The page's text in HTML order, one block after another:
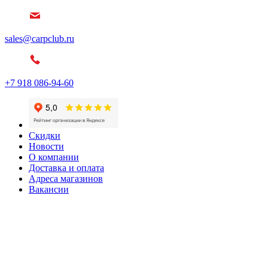
sales@carpclub.ru
+7 918 086-94-60
Скидки
Новости
О компании
Доставка и оплата
Адреса магазинов
Вакансии